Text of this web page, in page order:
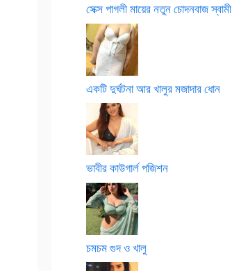
সেক্স পাগলী মায়ের নতুন চোদনবাজ স্বামী
একটি দুর্ঘটনা আর খালুর মজাদার ধোন
ভাবীর কাউগার্ল পজিশন
চমচম গুদ ও খালু